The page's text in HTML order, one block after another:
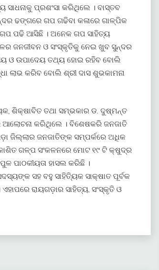
ପ୍ରଶଂସା କରିଥିଲେ । ବାସ୍ତବ
ଢଙ୍ଗରେ ଗପ ଗଢିବା କଳାରେ ଗାଳ୍ପିକ
ପଢି ଆସିଛି । ଅନେକ ଗପ ସାହିତ୍ୟ
ଜନଜୀବନ ଓ ସଂସ୍କୃତିକୁ ନେଇ ଖୁବ ସୁନ୍ଦର
ଓ ଉପାଦେୟ ତଥ୍ୟ ହୋଇ ରହିବ ବୋଲି
ଲାଭ କରିବ ବୋଲି ଶ୍ରୀ ଦାସ ଶୁଭକାମନା
ଶିକ୍ଷାବିତ ତଥା ସମ୍ଭକାର ଡ. ଦୁଷ୍ମନ୍ତ
ଆଲୋଚନା କରିଥିଲେ । ବିଶେଷକରି ଜନଜାତି
ଜିଲ୍ଲାର ଜନଜାତିଙ୍କ ସମ୍ପର୍କରେ ଅଧିକ
ଗଳ୍ପ ସଂକଳନରେ ମୋଟ ୧୯ ଟି କ୍ଷୁଦ୍ର
ହାସଲ କରିଛି ।
ସହ ବହୁ ସାହିତ୍ୟିକ ସାକ୍ଷାତ ପୂର୍ବକ
ରାୟଗଡ଼ାର ସାହିତ୍ୟ, ସଂସ୍କୃତି ଓ